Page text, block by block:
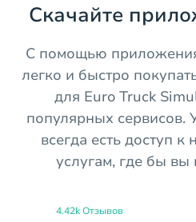
Скачайте
С помощью
легко и быстро
для Euro Truck
популярных сервисов.
всегда есть доступ
услугам, где бы вы
4.42k Отзывов